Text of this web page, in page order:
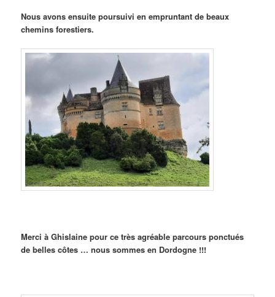
Nous avons ensuite poursuivi en empruntant de beaux
chemins forestiers.
Merci à Ghislaine pour ce très agréable parcours ponctués
de belles côtes … nous sommes en Dordogne !!!